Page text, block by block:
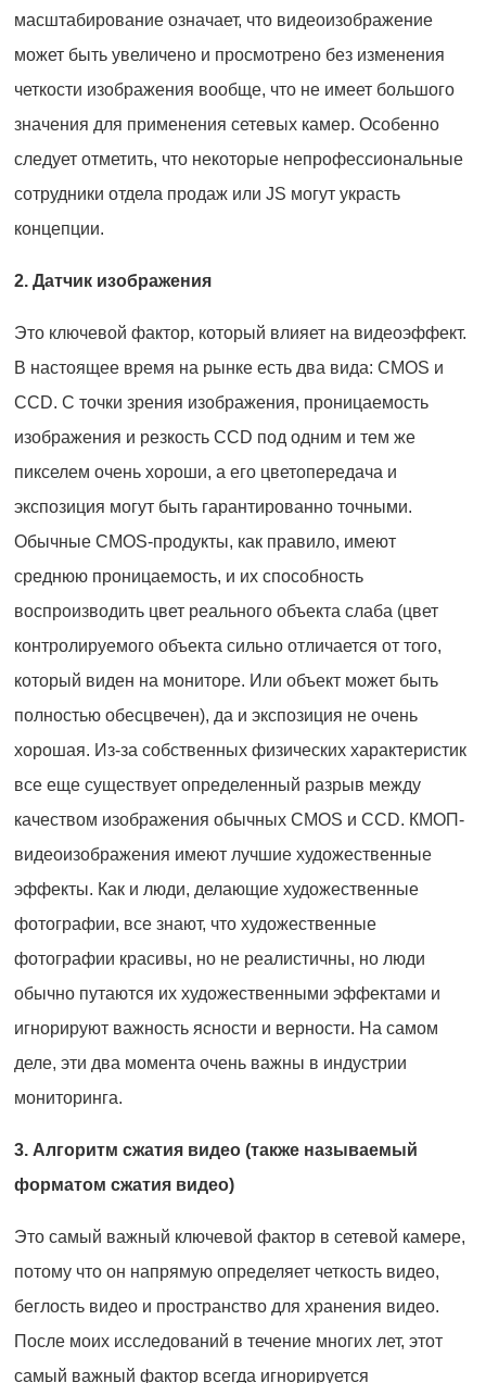
масштабирование означает, что видеоизображение
может быть увеличено и просмотрено без изменения
четкости изображения вообще, что не имеет большого
значения для применения сетевых камер. Особенно
следует отметить, что некоторые непрофессиональные
сотрудники отдела продаж или JS могут украсть
концепции.
2. Датчик изображения
Это ключевой фактор, который влияет на видеоэффект.
В настоящее время на рынке есть два вида: CMOS и
CCD. С точки зрения изображения, проницаемость
изображения и резкость CCD под одним и тем же
пикселем очень хороши, а его цветопередача и
экспозиция могут быть гарантированно точными.
Обычные CMOS-продукты, как правило, имеют
среднюю проницаемость, и их способность
воспроизводить цвет реального объекта слаба (цвет
контролируемого объекта сильно отличается от того,
который виден на мониторе. Или объект может быть
полностью обесцвечен), да и экспозиция не очень
хорошая. Из-за собственных физических характеристик
все еще существует определенный разрыв между
качеством изображения обычных CMOS и CCD. КМОП-
видеоизображения имеют лучшие художественные
эффекты. Как и люди, делающие художественные
фотографии, все знают, что художественные
фотографии красивы, но не реалистичны, но люди
обычно путаются их художественными эффектами и
игнорируют важность ясности и верности. На самом
деле, эти два момента очень важны в индустрии
мониторинга.
3. Алгоритм сжатия видео (также называемый
форматом сжатия видео)
Это самый важный ключевой фактор в сетевой камере,
потому что он напрямую определяет четкость видео,
беглость видео и пространство для хранения видео.
После моих исследований в течение многих лет, этот
самый важный фактор всегда игнорируется